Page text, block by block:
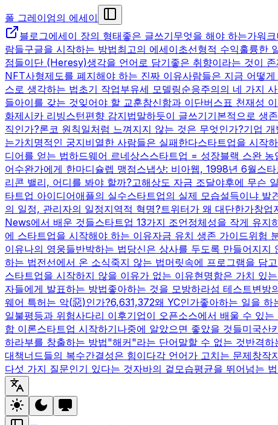
폴 그레이엄의 에세이
블로그에세이 장의 형태좋은 글쓰기무엇을 해야 하는가워
람들구글을 시작하는 방법최고의 에세이초선형적 수익훌륭한
점들이단 (Heresy)생각을 언어로 담기좋은 취향이라는 것이
NFT사형제도를 폐지해야 하는 진짜 이유사람들은 지금 어떻
스로 생각하는 법초기 작업부유세 모델링순응주의의 네 가지
들아이를 갖는 것잊어야 할 교훈참신함과 이단버스표 천재성
화제시카 리빙스턴편향 감지법말하듯이 글쓰기기본적으로 생
직인가?론코 원칙일처럼 느껴지지 않는 것은 무엇인가?기업
는가치명적인 궁지비열한 사람들은 실패한다스타트업을 시작
디어를 얻는 법하드웨어 르네상스스타트업 = 성장블랙 스완 농
어수완가에게 한마디슐렙 맹점스냅샷: 비아웹, 1998년 6월스
리콘 밸리, 어디를 봐야 할까?고해상도 자금 조달야후에 무슨
타트업 아이디어애플의 실수스타트업의 실제 모습설득이냐 발
의 일정, 관리자의 일정지역적 혁명?트위터가 왜 대단한가창업
News에서 배운 것들스타트업 13가지 조언정체성을 작게 유지
에 스타트업을 시작해야 하는 이유자금 유치 생존 가이드위험
이유나의 영웅들반박하는 법당신은 상사를 두도록 만들어지지
하는 법전선에서 온 소식죽지 않는 법머릿속에 프로그램을 담
스타트업을 시작하지 않을 이유가 없는 이유현명함은 가치 있
자들에게 발표하는 방법좋아하는 것을 모방하라섬 테스트변방
웨어 특허는 악(惡)인가?6,631,372왜 YC인가좋아하는 일을 하
일불평등과 위험사다리 이후기업이 오픈소스에서 배울 수 있는
합 이론스타트업 시작하기나중에 알았으면 좋았을 것들미국산
하라부를 창출하는 방법"해커"라는 단어말할 수 없는 것반격하
대책너드들의 복수간결성은 힘이다각 언어가 고치는 문제창작
다섯 가지 질문인기 있다는 것자바의 겉모습평균을 뛰어넘는 법